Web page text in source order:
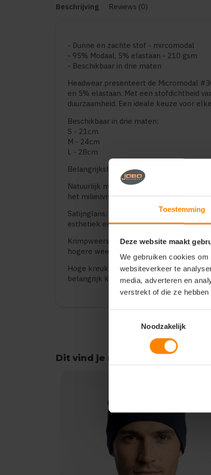
Toestemming
Deze website maakt
We gebruiken cookies
websiteverkeer te
media, adverteren en
verstrekt of die ze
Noodzakelijk
Beschrijving Reviews (0)
- Dunne en zachte stof - mircomodal
- 95% Modaal, 5% elastaan - 210 gsm
- Beschikbaar in drie maten
Headwear presenteert de Micromodal
en 5% elastaan. Met een stofdichtheid
duurzaamheid. Een ideale keuze voor
Beschikbaar in drie maten:
S - 21cm
M - 24cm
L - 28cm
Belangrijkste kenmerken:
Natuurlijk materiaal: Micromodal is een
het milieuvriendelijk is. Het
Satijnglans: Het materiaal heeft een
esthetiek en draagcomfort toevoegt.
Krimpweerstand: Vergeleken met
hogere weerstand tegen krimp en
Hoge kreukvastheid: de dop behoudt
belangrijk kenmerk is voor actieve
Dit vind je misschien ook leuk